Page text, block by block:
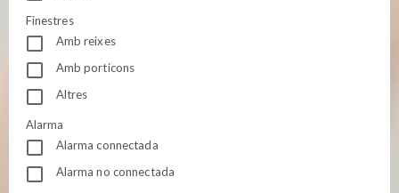
Finestres
Amb reixes
Amb porticons
Altres
Alarma
Alarma connectada
Alarma no connectada